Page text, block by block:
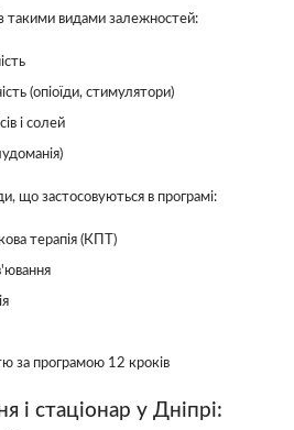
такими видами залежностей:
(опіоїди, стимулятори)
і солей
що застосовуються в програмі:
терапія (КПТ)
за програмою 12 кроків
і стаціонар у Дніпрі: